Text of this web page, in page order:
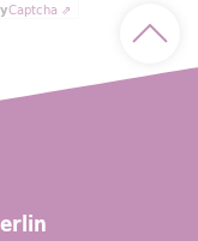
Captcha ⇗